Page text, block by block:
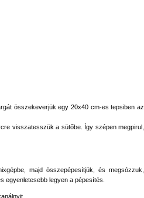
összekeverjük egy 20x40 cm-es tepsiben az
visszatesszük a sütőbe. Így szépen megpirul,
majd összepépesítjük, és megsózzuk,
legyen a pépesítés.